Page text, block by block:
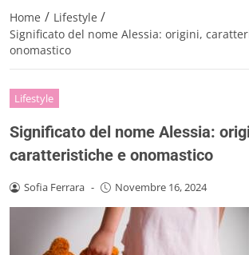
Home / Lifestyle /
Significato del nome Alessia: origini,
onomastico
Lifestyle
Significato del nome Alessia:
caratteristiche e onomastico
Sofia Ferrara - Novembre 16, 2024